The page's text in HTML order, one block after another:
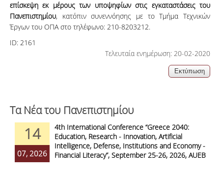
επίσκεψη εκ μέρους των υποψηφίων στις εγκαταστάσεις του
Πανεπιστημίου, κατόπιν συνεννόησης με το Τμήμα Τεχνικών
Έργων του ΟΠΑ στο τηλέφωνο: 210-8203212.
ID: 2161
Τελευταία ενημέρωση: 20-02-2020
Τα Νέα του Πανεπιστημίου
14
07, 2026
4th International Conference “Greece 2040:
Education, Research - Innovation, Artificial
Intelligence, Defense, Institutions and Economy -
Financial Literacy”, September 25-26, 2026, AUEB